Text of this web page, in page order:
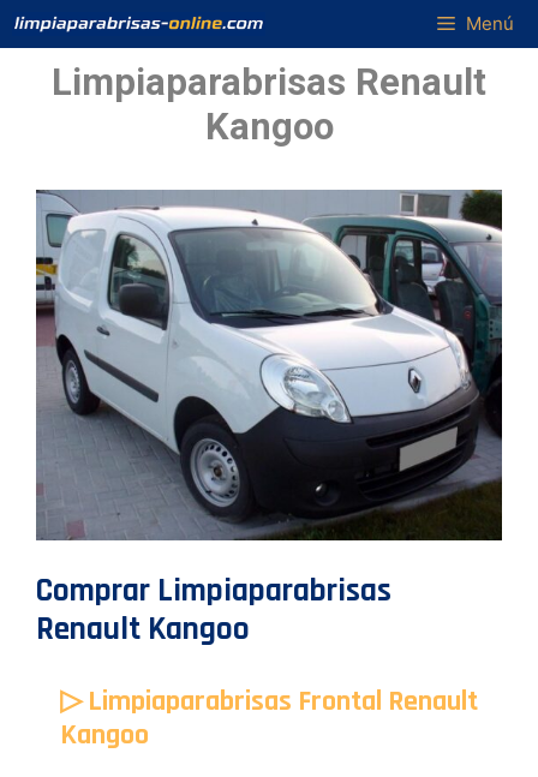
Saltar
al
contenido
Menú
Limpiaparabrisas Renault
Kangoo
Comprar Limpiaparabrisas
Renault Kangoo
▷ Limpiaparabrisas Frontal Renault
Kangoo